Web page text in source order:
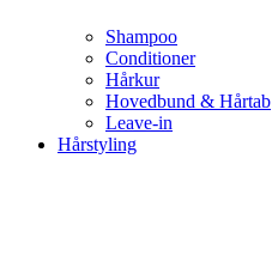
Shampoo
Conditioner
Hårkur
Hovedbund & Hårtab
Leave-in
Hårstyling